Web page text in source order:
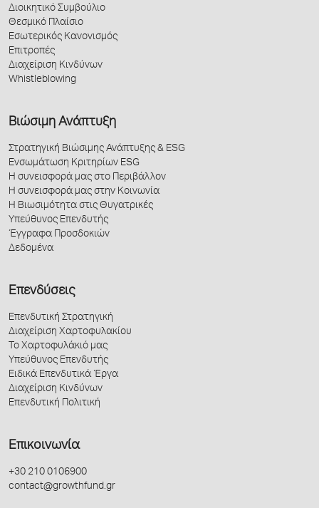
Διοικητικό Συμβούλιο
Θεσμικό Πλαίσιο
Εσωτερικός Κανονισμός
Επιτροπές
Διαχείριση Κινδύνων
Whistleblowing
Βιώσιμη Ανάπτυξη
Στρατηγική Βιώσιμης Ανάπτυξης & ESG
Ενσωμάτωση Κριτηρίων ESG
Η συνεισφορά μας στο Περιβάλλον
Η συνεισφορά μας στην Κοινωνία
Η Βιωσιμότητα στις Θυγατρικές
Υπεύθυνος Επενδυτής
Έγγραφα Προσδοκιών
Δεδομένα
Επενδύσεις
Επενδυτική Στρατηγική
Διαχείριση Χαρτοφυλακίου
Το Χαρτοφυλάκιό μας
Υπεύθυνος Επενδυτής
Ειδικά Επενδυτικά Έργα
Διαχείριση Κινδύνων
Επενδυτική Πολιτική
Επικοινωνία
+30 210 0106900
contact@growthfund.gr